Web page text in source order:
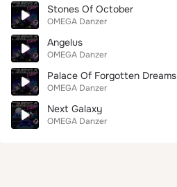
Stones Of October
OMEGA Danzer
Angelus
OMEGA Danzer
Palace Of Forgotten Dreams
OMEGA Danzer
Next Galaxy
OMEGA Danzer